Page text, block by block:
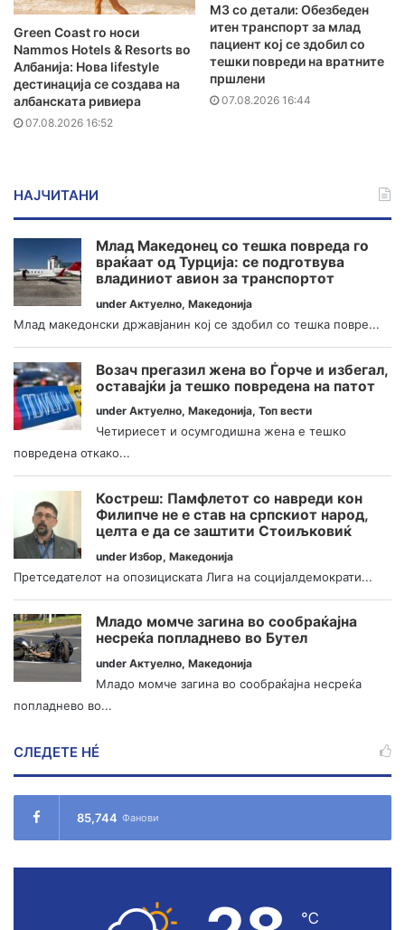
Green Coast го носи
Nammos Hotels & Resorts во
Албанија: Нова lifestyle
дестинација се создава на
албанската ривиера
07.08.2026 16:52
MЗ со детали: Обезбеден
итен транспорт за млад
пациент кој се здобил со
тешки повреди на вратните
пршлени
07.08.2026 16:44
НАЈЧИТАНИ
Млад Македонец со тешка повреда го
враќаат од Турција: се подготвува
владиниот авион за транспортот
under Актуелно, Македонија
Млад македонски државјанин кој се здобил со тешка повре...
Возач прегазил жена во Ѓорче и избегал,
оставајќи ја тешко повредена на патот
under Актуелно, Македонија, Топ вести
Четириесет и осумгодишна жена е тешко
повредена откако...
Костреш: Памфлетот со навреди кон
Филипче не е став на српскиот народ,
целта е да се заштити Стоиљковиќ
under Избор, Македонија
Претседателот на опозициската Лига на социјалдемократи...
Младо момче загина во сообраќајна
несреќа попладнево во Бутел
under Актуелно, Македонија
Младо момче загина во сообраќајна несреќа
попладнево во...
СЛЕДЕТЕ НÉ
85,744 Фанови
℃